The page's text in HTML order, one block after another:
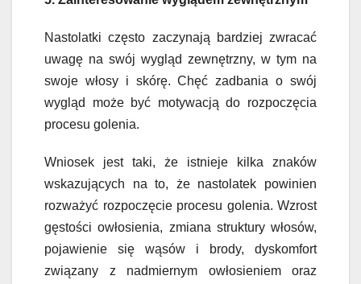
Nastolatki często zaczynają bardziej zwracać
uwagę na swój wygląd zewnętrzny, w tym na
swoje włosy i skórę. Chęć zadbania o swój
wygląd może być motywacją do rozpoczęcia
procesu golenia.
Wniosek jest taki, że istnieje kilka znaków
wskazujących na to, że nastolatek powinien
rozważyć rozpoczęcie procesu golenia. Wzrost
gęstości owłosienia, zmiana struktury włosów,
pojawienie się wąsów i brody, dyskomfort
związany z nadmiernym owłosieniem oraz